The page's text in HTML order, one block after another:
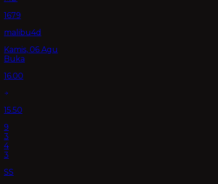
1679
malibu4d
Kamis, 06 Agu
Buka
16.00
15.50
9
3
4
3
SS